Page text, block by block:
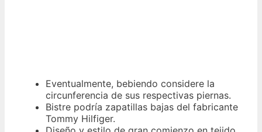
Eventualmente, bebiendo considere la
circunferencia de sus respectivas piernas.
Bistre podría zapatillas bajas del fabricante
Tommy Hilfiger.